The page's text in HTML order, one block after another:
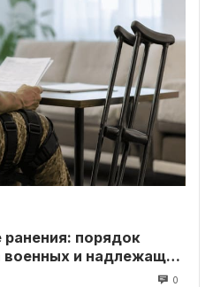
ранения: порядок
и надлежащие
0